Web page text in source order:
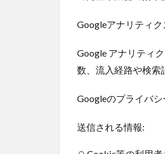
Googleアナリティク
Google アナリティ
数、流入経路や検索
Googleのプライバ
送信される情報: